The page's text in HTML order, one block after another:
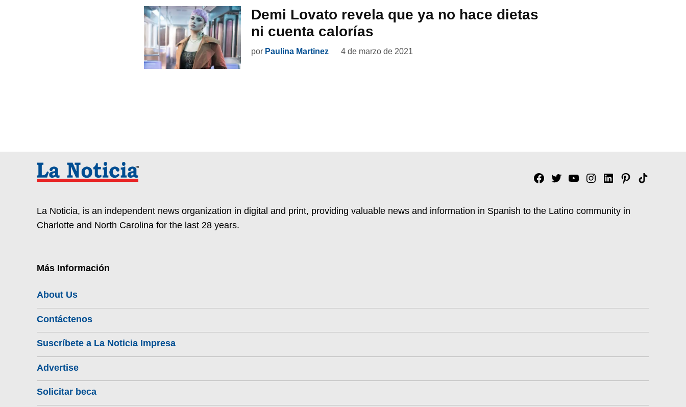
Demi Lovato revela que ya no hace dietas
ni cuenta calorías
por Paulina Martinez 4 de marzo de 2021
Facebook
TwitterYouTubeInstagram
Linkedin
Pinterest
Tik
La Noticia, is an independent news organization in digital and print, providing valuable news and information in Spanish to the Latino community in
Charlotte and North Carolina for the last 28 years.
Más Información
About Us
Contáctenos
Suscríbete a La Noticia Impresa
Advertise
Solicitar beca